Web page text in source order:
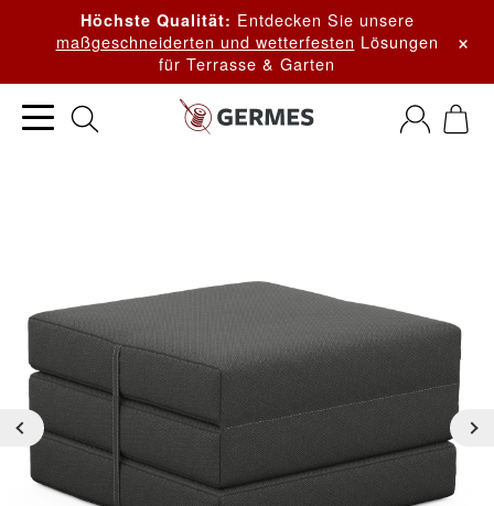
Höchste Qualität: Entdecken Sie unsere
maßgeschneiderten und wetterfesten Lösungen
für Terrasse & Garten
×